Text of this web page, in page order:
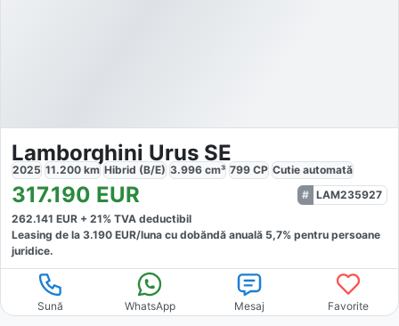
Lamborghini Urus SE
2025 11.200 km Hibrid (B/E) 3.996 cm³ 799 CP Cutie automată
317.190 EUR
LAM235927
262.141 EUR + 21% TVA deductibil
Leasing de la 3.190 EUR/luna cu dobăndă anuală 5,7% pentru persoane
juridice.
Sună WhatsApp Mesaj Favorite